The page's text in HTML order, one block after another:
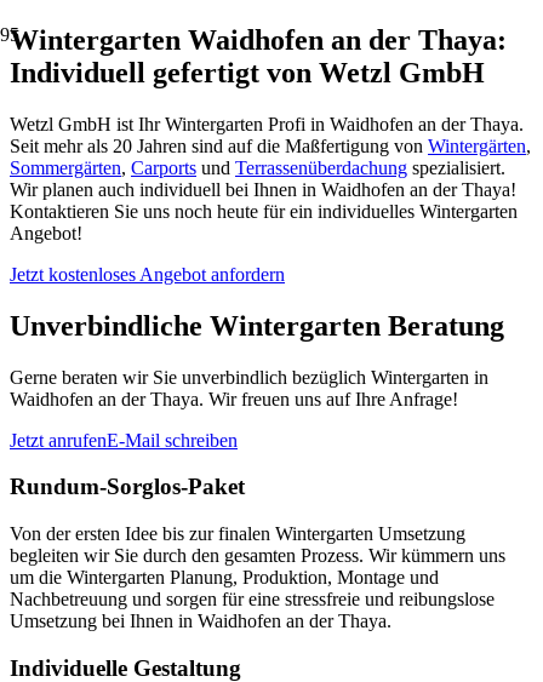
Wintergarten Waidhofen an der Thaya:
Individuell gefertigt von Wetzl GmbH
Wetzl GmbH ist Ihr Wintergarten Profi in Waidhofen an der Thaya.
Seit mehr als 20 Jahren sind auf die Maßfertigung von Wintergärten,
Sommergärten, Carports und Terrassenüberdachung spezialisiert.
Wir planen auch individuell bei Ihnen in Waidhofen an der Thaya!
Kontaktieren Sie uns noch heute für ein individuelles Wintergarten
Angebot!
Jetzt kostenloses Angebot anfordern
Unverbindliche Wintergarten Beratung
Gerne beraten wir Sie unverbindlich bezüglich Wintergarten in
Waidhofen an der Thaya. Wir freuen uns auf Ihre Anfrage!
Jetzt anrufenE-Mail schreiben
Rundum-Sorglos-Paket
Von der ersten Idee bis zur finalen Wintergarten Umsetzung
begleiten wir Sie durch den gesamten Prozess. Wir kümmern uns
um die Wintergarten Planung, Produktion, Montage und
Nachbetreuung und sorgen für eine stressfreie und reibungslose
Umsetzung bei Ihnen in Waidhofen an der Thaya.
Individuelle Gestaltung